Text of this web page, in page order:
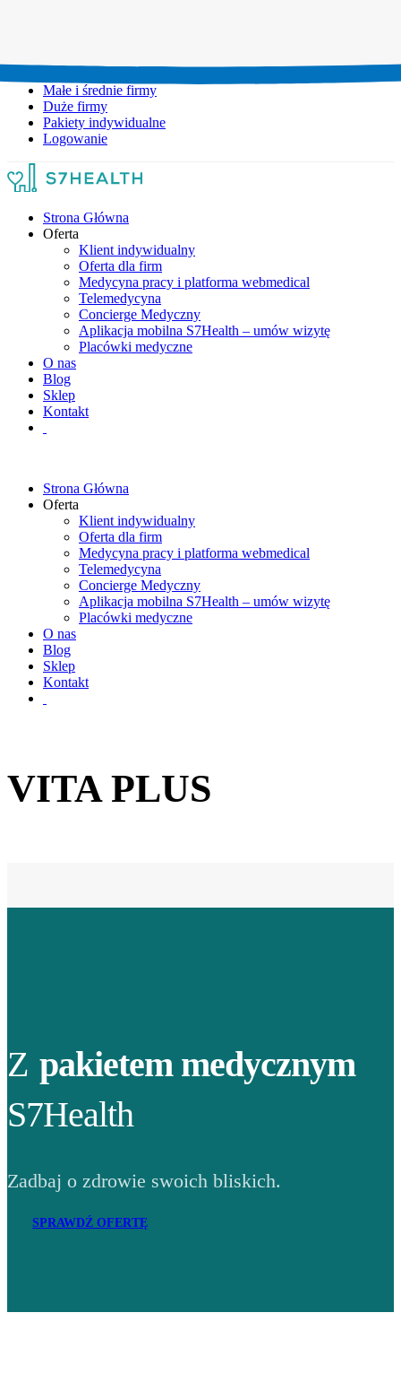
Małe i średnie firmy
Duże firmy
Pakiety indywidualne
Logowanie
Strona Główna
Oferta
Klient indywidualny
Oferta dla firm
Medycyna pracy i platforma webmedical
Telemedycyna
Concierge Medyczny
Aplikacja mobilna S7Health – umów wizytę
Placówki medyczne
O nas
Blog
Sklep
Kontakt
Strona Główna
Oferta
Klient indywidualny
Oferta dla firm
Medycyna pracy i platforma webmedical
Telemedycyna
Concierge Medyczny
Aplikacja mobilna S7Health – umów wizytę
Placówki medyczne
O nas
Blog
Sklep
Kontakt
VITA PLUS
Z pakietem medycznym
S7Health
Zadbaj o zdrowie swoich bliskich.
SPRAWDŹ OFERTĘ